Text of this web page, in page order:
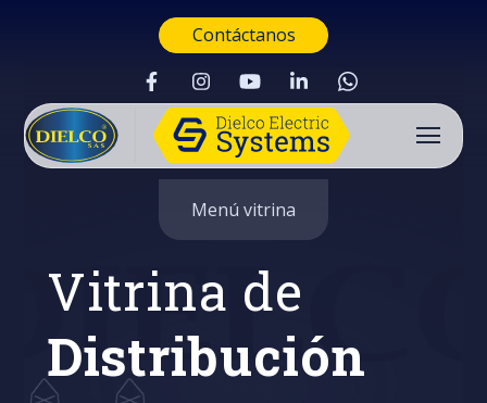
Contáctanos
Menú vitrina
Vitrina de
Distribución